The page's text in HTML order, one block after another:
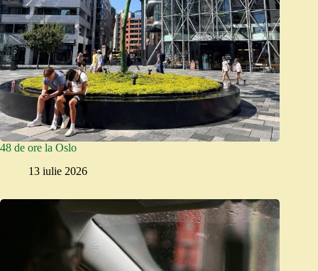
48 de ore la Oslo
13 iulie 2026